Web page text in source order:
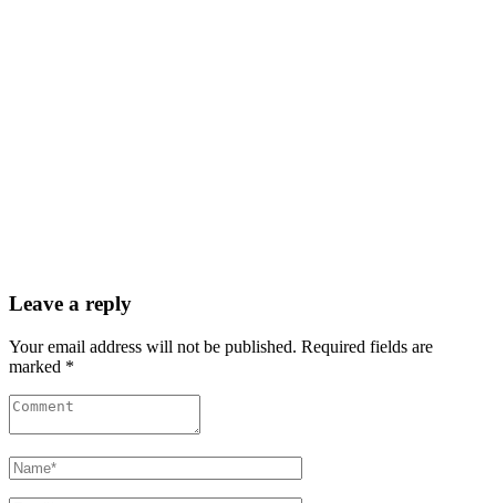
Leave a reply
Your email address will not be published. Required fields are
marked *